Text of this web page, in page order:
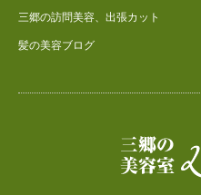
三郷の訪問美容、出張カット
髪の美容ブログ